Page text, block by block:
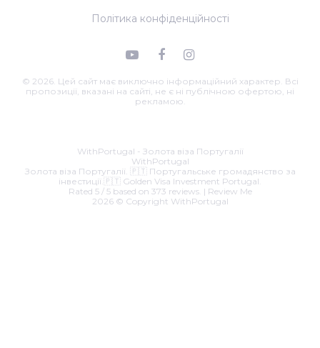
Політика конфіденційності
© 2026. Цей сайт має виключно інформаційний характер. Всі
пропозиції, вказані на сайті, не є ні публічною офертою, ні
рекламою.
WithPortugal - Золота віза Португалії
WithPortugal
Золота віза Португалії. 🇵🇹 Португальське громадянство за
інвестиції.🇵🇹 Golden Visa Investment Portugal.
Rated 5/ 5 based on 373 reviews. | Review Me
2026 © Copyright WithPortugal